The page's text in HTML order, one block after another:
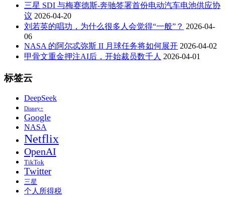
三星 SDI 与梅赛德斯-奔驰签署首份电动汽车电池供应协
议 2026-04-20
刘若英的唱功，为什么很多人会觉得“一般”？ 2026-04-
06
NASA 的阿尔忒弥斯 II 月球任务将如何展开 2026-04-02
甲骨文重金押注AI后，开始裁员数千人 2026-04-01
标签云
DeepSeek
Disney+
Google
NASA
Netflix
OpenAI
TikTok
Twitter
三星
个人所得税